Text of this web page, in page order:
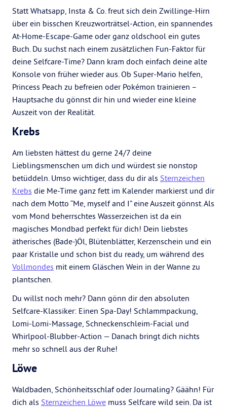
Statt Whatsapp, Insta & Co. freut sich dein Zwillinge-Hirn
über ein bisschen Kreuzworträtsel-Action, ein spannendes
At-Home-Escape-Game oder ganz oldschool ein gutes
Buch. Du suchst nach einem zusätzlichen Fun-Faktor für
deine Selfcare-Time? Dann kram doch einfach deine alte
Konsole von früher wieder aus. Ob Super-Mario helfen,
Princess Peach zu befreien oder Pokémon trainieren –
Hauptsache du gönnst dir hin und wieder eine kleine
Auszeit von der Realität.
Krebs
Am liebsten hättest du gerne 24/7 deine
Lieblingsmenschen um dich und würdest sie nonstop
betüddeln. Umso wichtiger, dass du dir als Sternzeichen
Krebs die Me-Time ganz fett im Kalender markierst und dir
nach dem Motto “Me, myself and I” eine Auszeit gönnst.Als
vom Mond beherrschtes Wasserzeichen ist da ein
magisches Mondbad perfekt für dich! Dein liebstes
ätherisches (Bade-)Öl, Blütenblätter, Kerzenschein und ein
paar Kristalle und schon bist du ready, um während des
Vollmondes mit einem Gläschen Wein in der Wanne zu
plantschen.
Du willst noch mehr? Dann gönn dir den absoluten
Selfcare-Klassiker: Einen Spa-Day! Schlammpackung,
Lomi-Lomi-Massage, Schneckenschleim-Facial und
Whirlpool-Blubber-Action — Danach bringt dich nichts
mehr so schnell aus der Ruhe!
Löwe
Waldbaden, Schönheitsschlaf oder Journaling? Gäähn! Für
dich als Sternzeichen Löwe muss Selfcare wild sein. Da ist